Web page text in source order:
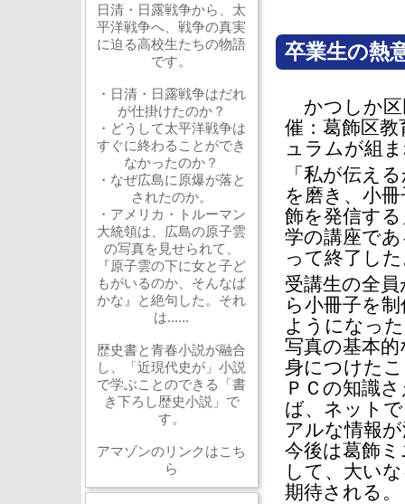
卒業生の熱
かつしか区
催：葛飾区
ュラムが組
「私が伝え
を磨き、小
飾を発信す
学の講座で
って終了し
受講生の全
ら小冊子を
ようになっ
写真の基本
身につけた
ＰＣの知識
ば、ネット
アルな情報
今後は葛飾
して、大い
期待される。
日清・日露戦争から、太
平洋戦争へ、戦争の真実
に迫る高校生たちの物語
です。
・日清・日露戦争はだれ
が仕掛けたのか？
・どうして太平洋戦争は
すぐに終わることができ
なかったのか？
・なぜ広島に原爆が落と
されたのか。
・アメリカ・トルーマン
大統領は、広島の原子雲
の写真を見せられて、
『原子雲の下に女と子ど
もがいるのか、そんなば
かな』と絶句した。それ
は......
歴史書と青春小説が融合
し、「近現代史が」小説
で学ぶことのできる「書
き下ろし歴史小説」で
す。
アマゾンのリンクはこち
ら